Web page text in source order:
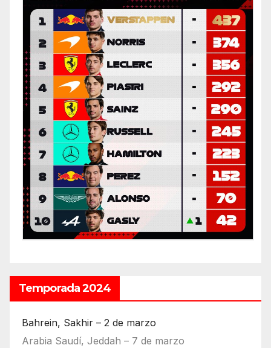
Temporada 2024
Bahrein, Sakhir – 2 de marzo
Arabia Saudí, Jeddah – 7 de marzo